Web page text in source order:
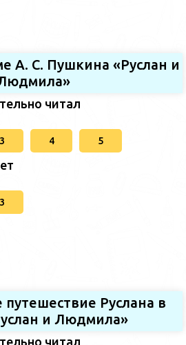
А. С. Пушкина «Руслан и
читал
3 4 5
3
Руслана в
и Людмила»
читал